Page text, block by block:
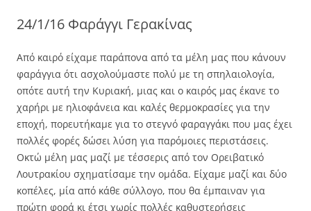
24/1/16 Φαράγγι Γερακίνας
Από καιρό είχαμε παράπονα από τα μέλη μας που κάνουν
φαράγγια ότι ασχολούμαστε πολύ με τη σπηλαιολογία,
οπότε αυτή την Κυριακή, μιας και ο καιρός μας έκανε το
χαρήρι με ηλιοφάνεια και καλές θερμοκρασίες για την
εποχή, πορευτήκαμε για το στεγνό φαραγγάκι που μας έχει
πολλές φορές δώσει λύση για παρόμοιες περιστάσεις.
Οκτώ μέλη μας μαζί με τέσσερις από τον Ορειβατικό
Λουτρακίου σχηματίσαμε την ομάδα. Είχαμε μαζί και δύο
κοπέλες, μία από κάθε σύλλογο, που θα έμπαιναν για
πρώτη φορά κι έτσι χωρίς πολλές καθυστερήσεις